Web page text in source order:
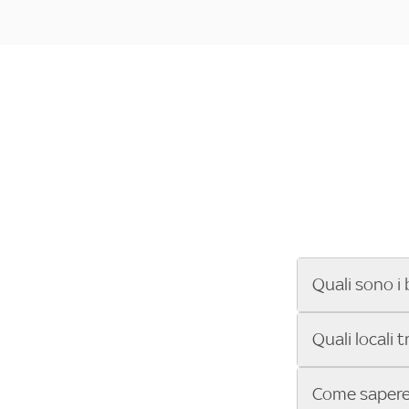
Quali sono i
Se cerchi un
ENILIVE, la
Sky Bar ti
Quali locali
Vuoi sapere
Come